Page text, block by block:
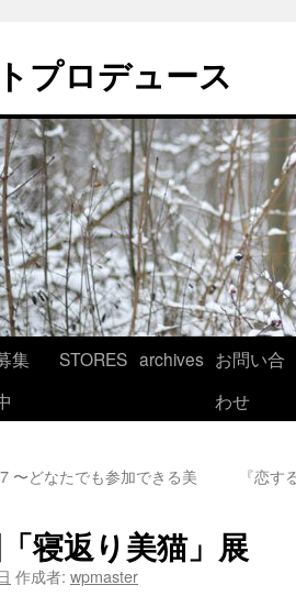
プロデュース
集
STORES archives お問い合
わせ
〜どなたでも参加できる美
『恋
寝返り美猫」展
作成者: wpmaster